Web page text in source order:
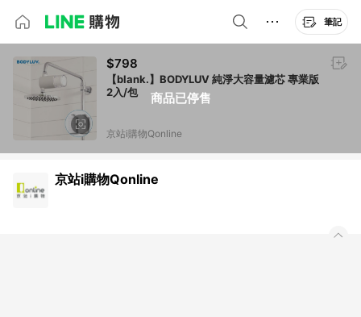
筆記
商品已停售
$798
【blank.】BODYLUV 純淨大容量濾芯 專業版
2入/包
京站i購物Qonline
京站i購物Qonline